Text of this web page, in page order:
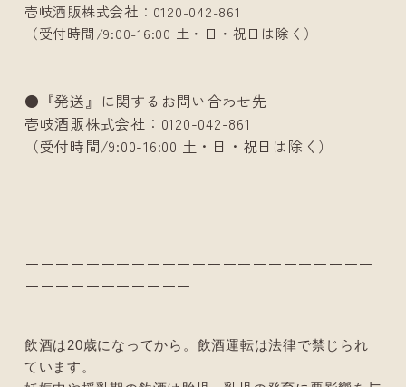
壱岐酒販株式会社：0120-042-861
（受付時間/9:00-16:00 土・日・祝日は除く）
●『発送』に関するお問い合わせ先
壱岐酒販株式会社：0120-042-861
（受付時間/9:00-16:00 土・日・祝日は除く）
ーーーーーーーーーーーーーーーーーーーーーーー
ーーーーーーーーーーー
飲酒は20歳になってから。飲酒運転は法律で禁じられ
ています。